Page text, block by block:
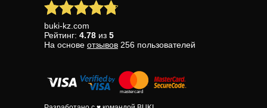
buki-kz.com
Рейтинг: 4.78 из 5
На основе отзывов 256 пользователей